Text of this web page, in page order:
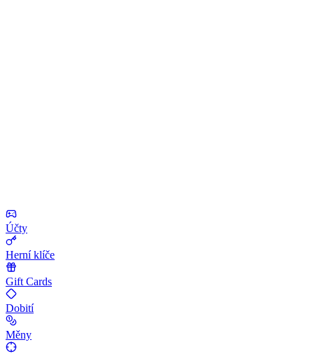
Účty
Herní klíče
Gift Cards
Dobití
Měny